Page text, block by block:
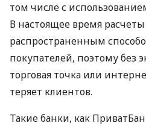
том числе с
В настоящее время
распространенным
покупателей, поэтому без
торговая точка или
теряет клиентов.
Такие банки, как